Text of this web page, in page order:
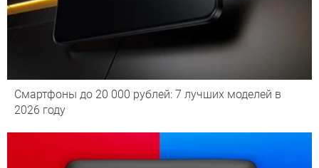
Смартфоны до 20 000 рублей: 7 лучших моделей в
2026 году